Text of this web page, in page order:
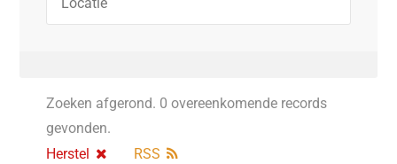
Zoeken afgerond. 0 overeenkomende records
gevonden.
Herstel
RSS